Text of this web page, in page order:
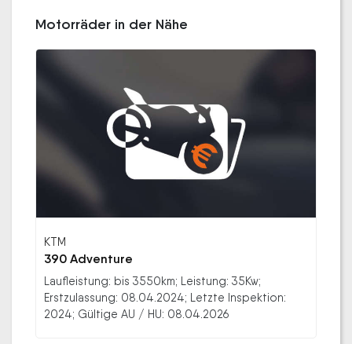
Motorräder in der Nähe
KTM
390 Adventure
Laufleistung: bis 3550km; Leistung: 35Kw;
Erstzulassung: 08.04.2024; Letzte Inspektion:
2024; Gültige AU / HU: 08.04.2026